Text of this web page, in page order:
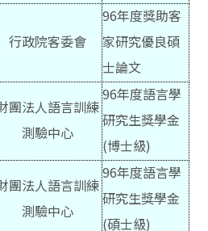
行政院客委會
96年度獎助客
家研究優良碩
士論文
團法人語言訓練
測驗中心
96年度語言學
研究生獎學金
(博士級)
團法人語言訓練
測驗中心
96年度語言學
研究生獎學金
(碩士級)